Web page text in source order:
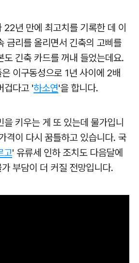
22년 만에 최고치를 기록한 데 이
금리를 올리면서 긴축의 고삐를
도 긴축 카드를 꺼내 들었는데요.
이구동성으로 1년 사이에 2배
겁다고 '하소연'을 합니다.
을 키우는 게 또 있는데 물가입니
격이 다시 꿈틀하고 있습니다. 국
고' 유류세 인하 조치도 다음달에
부담이 더 커질 전망입니다.